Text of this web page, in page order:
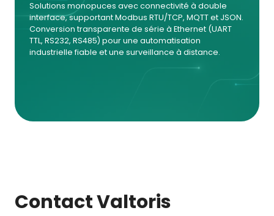
Solutions monopuces avec connectivité à double
interface, supportant Modbus RTU/TCP, MQTT et JSON.
Conversion transparente de série à Ethernet (UART
TTL, RS232, RS485) pour une automatisation
industrielle fiable et une surveillance à distance.
Contact Valtoris